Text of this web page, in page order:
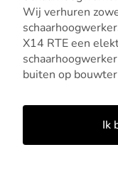
Wij verhuren
X14 RTE een
buiten op
Ik